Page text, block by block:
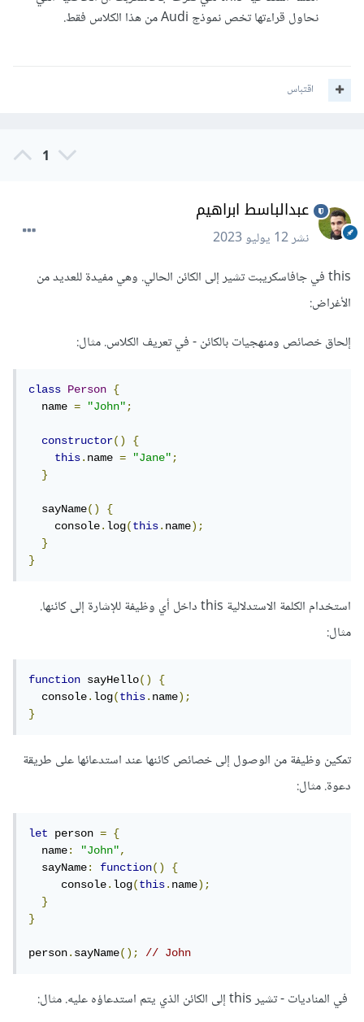
نحاول قراءتها تخص نموذج Audi من هذا الكلاس فقط.
اقتباس
1
عبدالباسط ابراهيم
نشر12 يوليو 2023
this في جافاسكريبت تشير إلى الكائن الحالي. وهي مفيدة للعديد من
الأغراض:
إلحاق خصائص ومنهجيات بالكائن - في تعريف الكلاس. مثال:
class Person
{
name = "John";
constructor()
{
this.name = "Jane";
}
sayName()
{
console.log(this.name);
}
}
استخدام الكلمة الاستدلالية this داخل أي وظيفة للإشارة إلى كائنها.
مثال:
function sayHello()
{
console.log(this.name);
}
تمكين وظيفة من الوصول إلى خصائص كائنها عند استدعائها على طريقة
دعوة. مثال:
let person =
{
name: "John",
sayName: function()
{
console.log(this.name);
}
}
person.sayName(); // John
في المناديات - تشير this إلى الكائن الذي يتم استدعاؤه عليه. مثال: